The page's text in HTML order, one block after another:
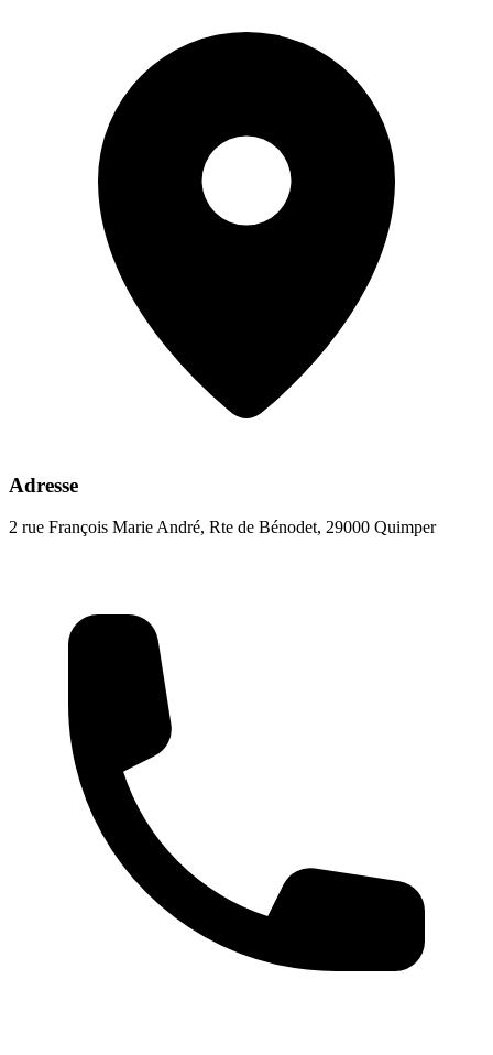
Adresse
2 rue François Marie André, Rte de Bénodet, 29000 Quimper